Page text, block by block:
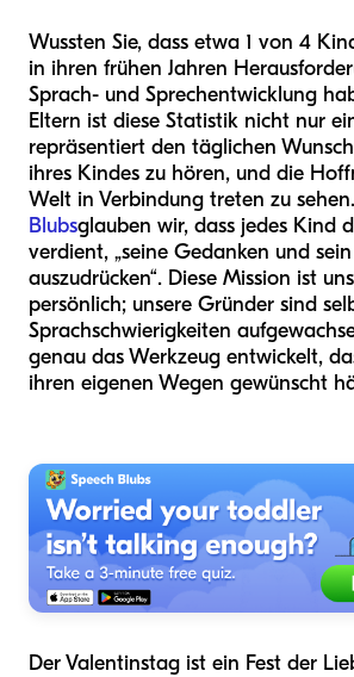
Wussten Sie, dass etwa 1 von 4
in ihren frühen Jahren
Sprach- und Sprechentwicklung
Eltern ist diese Statistik nicht nur
repräsentiert den täglichen
ihres Kindes zu hören, und die
Welt in Verbindung treten zu
Blubsglauben wir, dass jedes Kind
verdient, „seine Gedanken und
auszudrücken“. Diese Mission ist
persönlich; unsere Gründer sind
Sprachschwierigkeiten
genau das Werkzeug entwickelt,
ihren eigenen Wegen gewünscht
Der Valentinstag ist ein Fest der